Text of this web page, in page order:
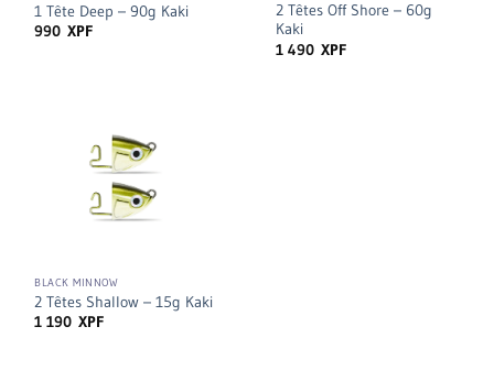
1 Tête Deep – 90g Kaki
990XPF
2 Têtes Off Shore – 60g
Kaki
1 490XPF
BLACK MINNOW
2 Têtes Shallow – 15g Kaki
1 190XPF